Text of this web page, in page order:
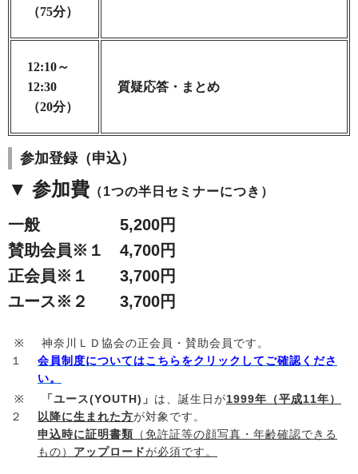
（75分）
12:10～
12:30
（20分）
質疑応答・まとめ
参加登録（申込）
▼ 参加費 （1つの半日セミナーにつき）
一般 5,200円
賛助会員※１ 4,700円
正会員※１ 3,700円
ユース※２ 3,700円
※
１
神奈川ＬＤ協会の正会員・賛助会員です。
会員制度についてはこちらをクリックしてご確認くださ
い。
※
２
「ユース(YOUTH)」 は、誕生日が1999年（平成11年）
以降に生まれた方が対象です。
申込時に証明書類 （免許証等の顔写真・年齢確認できる
もの） アップロードが必須です。